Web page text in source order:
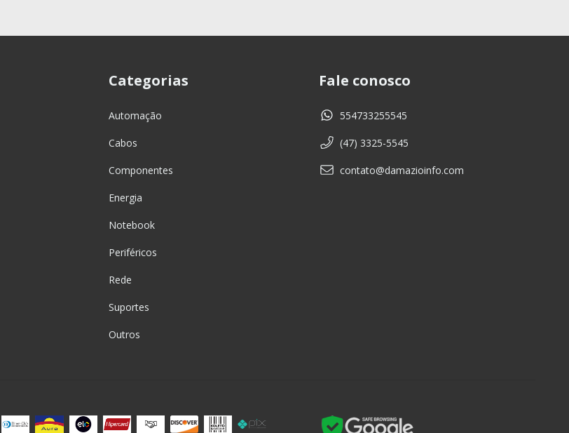
Categorias
Automação
Cabos
Componentes
Energia
Notebook
Periféricos
Rede
Suportes
Outros
Fale conosco
554733255545
(47) 3325-5545
contato@damazioinfo.com